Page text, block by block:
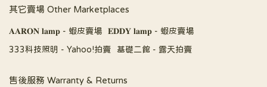
其它賣場 Other Marketplaces
𝐀𝐀𝐑𝐎𝐍 𝐥𝐚𝐦𝐩 - 蝦皮賣場
𝐄𝐃𝐃𝐘 𝐥𝐚𝐦𝐩 - 蝦皮賣場
333科技照明 - Yahoo!拍賣
基礎二館 - 露天拍賣
售後服務 Warranty & Returns